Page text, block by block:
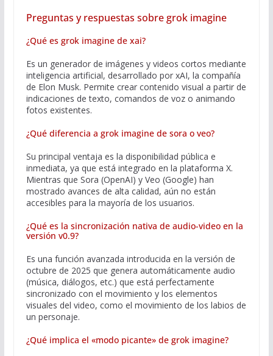
Preguntas y respuestas sobre grok imagine
¿Qué es grok imagine de xai?
Es un generador de imágenes y videos cortos mediante
inteligencia artificial, desarrollado por xAI, la compañía
de Elon Musk. Permite crear contenido visual a partir de
indicaciones de texto, comandos de voz o animando
fotos existentes.
¿Qué diferencia a grok imagine de sora o veo?
Su principal ventaja es la disponibilidad pública e
inmediata, ya que está integrado en la plataforma X.
Mientras que Sora (OpenAI) y Veo (Google) han
mostrado avances de alta calidad, aún no están
accesibles para la mayoría de los usuarios.
¿Qué es la sincronización nativa de audio-video en la
versión v0.9?
Es una función avanzada introducida en la versión de
octubre de 2025 que genera automáticamente audio
(música, diálogos, etc.) que está perfectamente
sincronizado con el movimiento y los elementos
visuales del video, como el movimiento de los labios de
un personaje.
¿Qué implica el «modo picante» de grok imagine?